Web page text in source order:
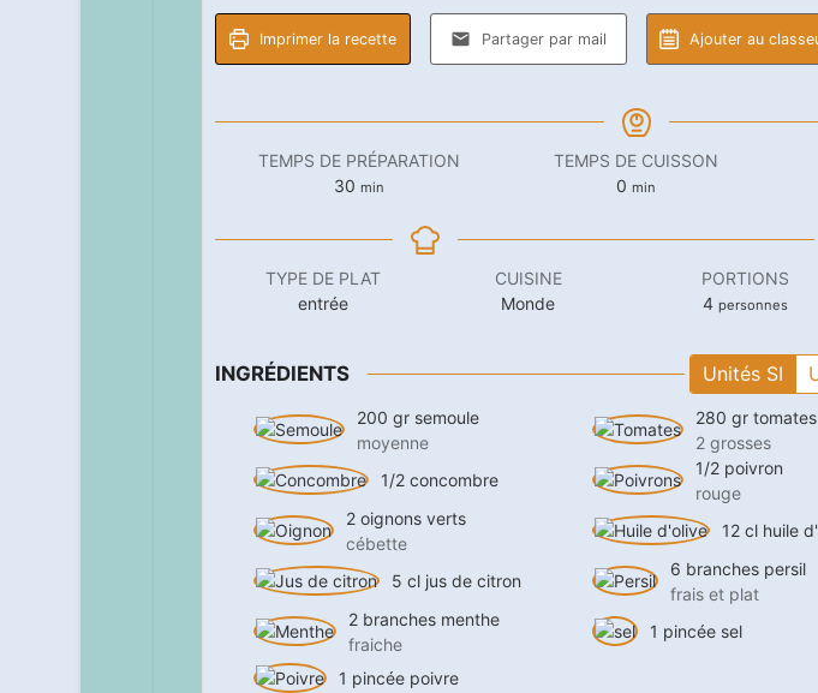
Imprimer la recette Partager par mail Ajouter au
TEMPS DE PRÉPARATION
30 minutes
min
TEMPS DE CUISSON
0 minutes
min
TYPE DE PLAT
entrée
CUISINE
Monde
PORTIONS
4 personnes
INGRÉDIENTS Unités SI
200 gr semoule
moyenne
280 gr tomates
2 grosses
1/2 concombre
1/2 poivron
rouge
2 oignons verts
cébette
12 cl huile
5 cl jus de citron
6 branches persil
frais et plat
2 branches menthe
fraiche
1 pincée sel
1 pincée poivre